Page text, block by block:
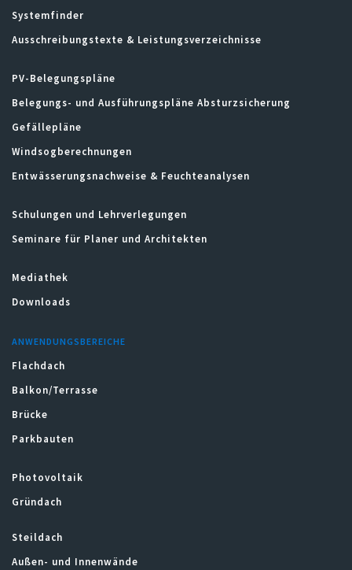
Systemfinder
Ausschreibungstexte & Leistungsverzeichnisse
PV-Belegungspläne
Belegungs- und Ausführungspläne Absturzsicherung
Gefällepläne
Windsogberechnungen
Entwässerungsnachweise & Feuchteanalysen
Schulungen und Lehrverlegungen
Seminare für Planer und Architekten
Mediathek
Downloads
ANWENDUNGSBEREICHE
Flachdach
Balkon/Terrasse
Brücke
Parkbauten
Photovoltaik
Gründach
Steildach
Außen- und Innenwände